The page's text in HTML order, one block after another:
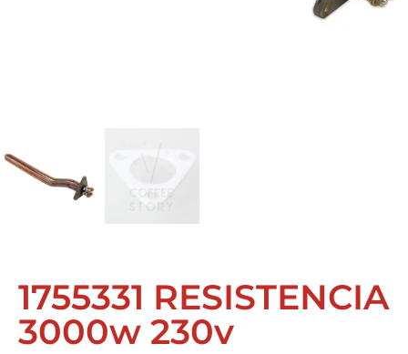
1755331 RESISTENCIA
3000w 230v